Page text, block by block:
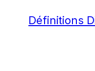
Définitions